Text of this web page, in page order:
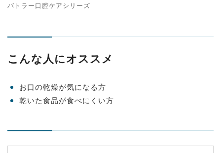
バトラー口腔ケアシリーズ
こんな人にオススメ
お口の乾燥が気になる方
乾いた食品が食べにくい方